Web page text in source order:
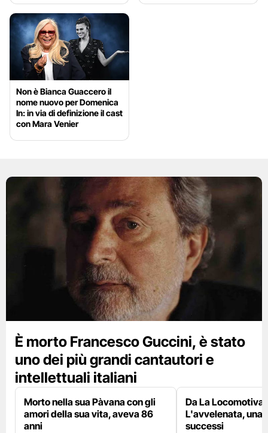
Non è Bianca Guaccero il
nome nuovo per Domenica
In: in via di definizione il cast
con Mara Venier
È morto Francesco Guccini, è stato
uno dei più grandi cantautori e
intellettuali italiani
Morto nella sua Pàvana con gli
amori della sua vita, aveva 86
anni
Da La Locomotiva
L'avvelenata, una
successi